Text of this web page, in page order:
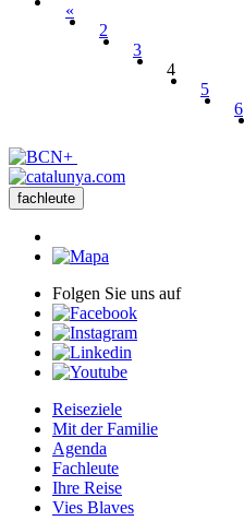
«
2
3
4
5
6
fachleute
Folgen Sie uns auf
Reiseziele
Mit der Familie
Agenda
Fachleute
Ihre Reise
Vies Blaves